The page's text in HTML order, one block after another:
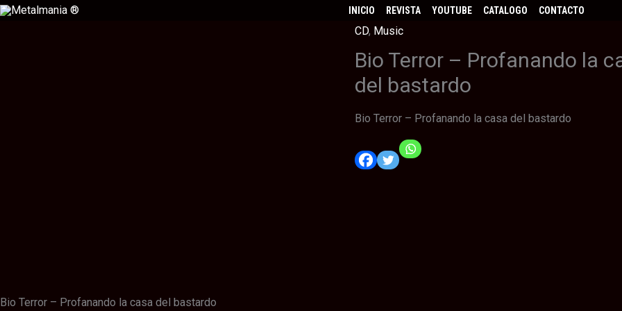
Ir
INICIO REVISTA YOUTUBE CATALOGO CONTACTO
CD, Music
Bio Terror – Profanando la
del bastardo
Bio Terror – Profanando la casa del bastardo
Bio Terror – Profanando la casa del bastardo